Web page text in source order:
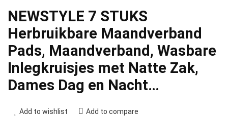
NEWSTYLE 7 STUKS
Herbruikbare Maandverband
Pads, Maandverband, Wasbare
Inlegkruisjes met Natte Zak,
Dames Dag en Nacht…
Add to wishlist Add to compare